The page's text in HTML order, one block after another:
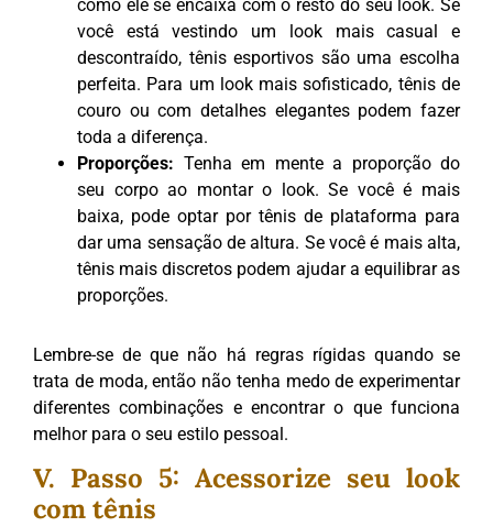
como ele se encaixa com o resto do seu look. Se
você está vestindo um look mais casual e
descontraído, tênis esportivos são uma escolha
perfeita. Para um look mais sofisticado, tênis de
couro ou com detalhes elegantes podem fazer
toda a diferença.
Proporções: Tenha em mente a proporção do
seu corpo ao montar o look. Se você é mais
baixa, pode optar por tênis de plataforma para
dar uma sensação de altura. Se você é mais alta,
tênis mais discretos podem ajudar a equilibrar as
proporções.
Lembre-se de que não há regras rígidas quando se
trata de moda, então não tenha medo de experimentar
diferentes combinações e encontrar o que funciona
melhor para o seu estilo pessoal.
V. Passo 5: Acessorize seu look
com tênis